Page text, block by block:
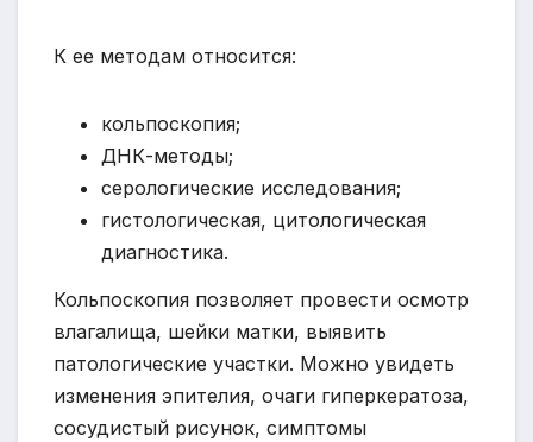
К ее методам относится:
кольпоскопия;
ДНК-методы;
серологические исследования;
гистологическая, цитологическая
диагностика.
Кольпоскопия позволяет провести осмотр
влагалища, шейки матки, выявить
патологические участки. Можно увидеть
изменения эпителия, очаги гиперкератоза,
сосудистый рисунок, симптомы